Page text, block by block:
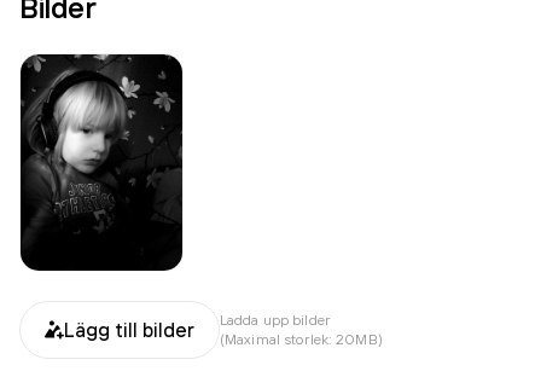
Bilder
Lägg till bilder
Ladda upp bilder
(Maximal storlek: 20MB)